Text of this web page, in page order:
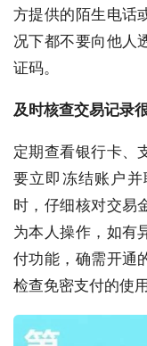
方提供的陌生电话
况下都不要向他人
证码。
及时核查交易记录
定期查看银行卡、
要立即冻结账户
时，仔细核对交易
为本人操作，如有
付功能，确需开通
检查免密支付的使用